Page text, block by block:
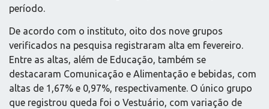
período.
De acordo com o instituto, oito dos nove grupos
verificados na pesquisa registraram alta em fevereiro.
Entre as altas, além de Educação, também se
destacaram Comunicação e Alimentação e bebidas, com
altas de 1,67% e 0,97%, respectivamente. O único grupo
que registrou queda foi o Vestuário, com variação de